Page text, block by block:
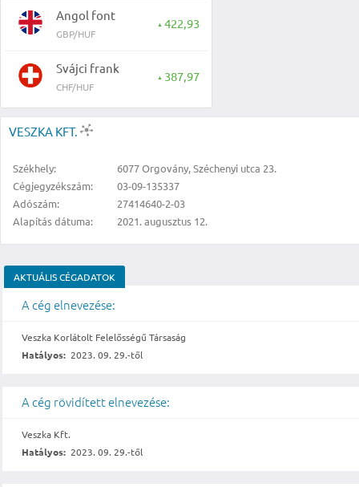
Angol font
GBP/HUF
▲ 422,93
Svájci frank
CHF/HUF
▲ 387,97
VESZKA KFT.
Székhely:
6077 Orgovány, Széchenyi utca 23.
Cégjegyzékszám:
03-09-135337
Adószám:
27414640-2-03
Alapítás dátuma:
2021. augusztus 12.
AKTUÁLIS CÉGADATOK
A cég elnevezése:
Veszka Korlátolt Felelősségű Társaság
Hatályos: 2023. 09. 29.-től
A cég rövidített elnevezése:
Veszka Kft.
Hatályos: 2023. 09. 29.-től